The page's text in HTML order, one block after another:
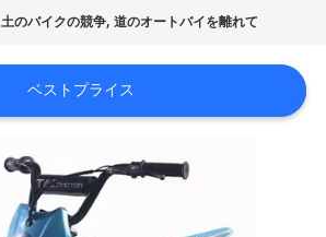
土のバイクの競争,道のオートバイを離れて
ベストプライス